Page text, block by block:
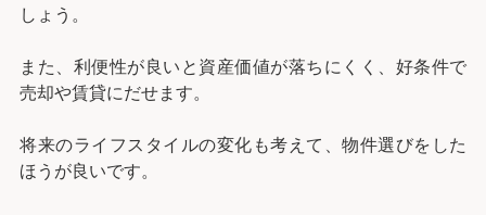
しょう。
また、利便性が良いと資産価値が落ちにくく、好条件で
売却や賃貸にだせます。
将来のライフスタイルの変化も考えて、物件選びをした
ほうが良いです。